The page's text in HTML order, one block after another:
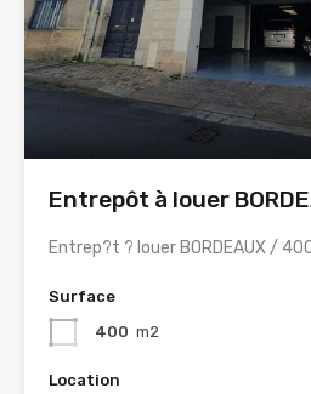
Entrepôt à louer
Entrep?t ? louer BORDEAUX /
Surface
400 m2
Location